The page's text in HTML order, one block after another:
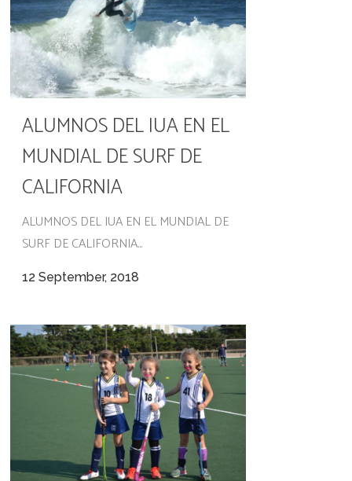
ALUMNOS DEL IUA EN EL
MUNDIAL DE SURF DE
CALIFORNIA
ALUMNOS DEL IUA EN EL MUNDIAL DE
SURF DE CALIFORNIA...
12 September, 2018